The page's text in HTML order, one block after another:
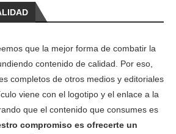
que la mejor forma de combatir la
contenido de calidad. Por eso,
completos de otros medios y editoriales
viene con el logotipo y el enlace a la
que el contenido que consumes es
compromiso es ofrecerte un